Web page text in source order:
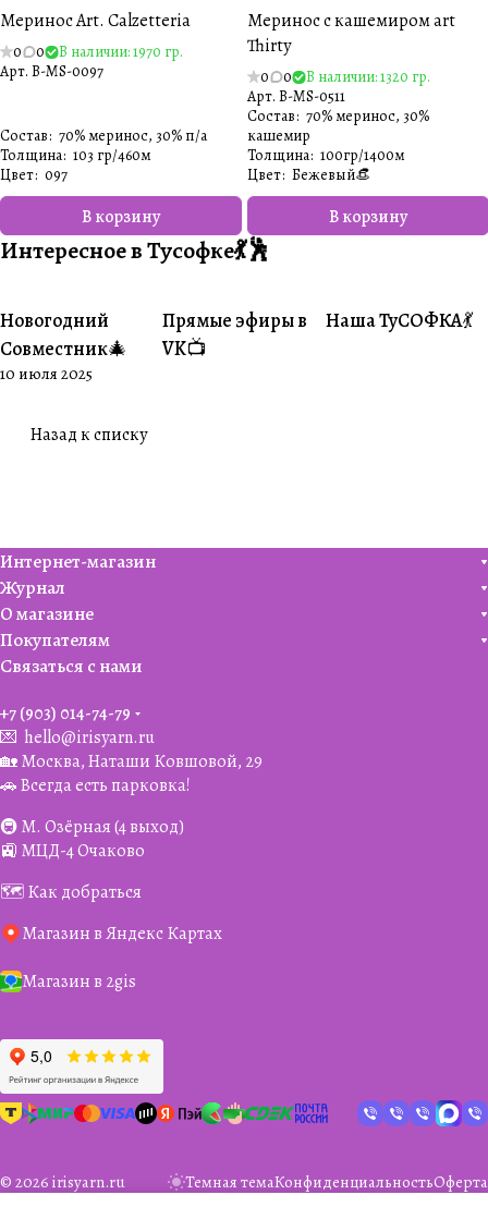
Меринос Art. Calzetteria
0 0
В наличии: 1970 гр.
Арт. B-MS-0097
В корзину
Состав: 70% меринос, 30% п/а
Толщина: 103 гр/460м
Цвет: 097
Меринос с кашемиром art
Thirty
0 0
В наличии: 1320 гр.
Арт. B-MS-0511
В корзину
Состав: 70% меринос, 30%
кашемир
Толщина: 100гр/1400м
Цвет: Бежевый👒
Интересное в Тусофке💃🕺
#Совместники
Новогодний
Совместник🎄
10 июля 2025
#Житуха
Прямые эфиры в
VK📺
#Совместники
Наша ТуСОФКА💃
Назад к списку
Интернет-магазин
Журнал
О магазине
Покупателям
Связаться с нами
+7 (903) 014-74-79‬
💌 hello@irisyarn.ru
🏡 Москва, Наташи Ковшовой, 29
🚗 Всегда есть парковка!
🚇 М. Озёрная (4 выход)
🚉 МЦД-4 Очаково
🗺️ Как добраться
Магазин в Яндекс Картах
Магазин в 2gis
© 2026 irisyarn.ru Темная темаКонфиденциальностьОферта